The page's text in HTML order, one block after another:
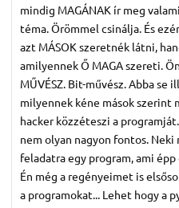
mindig MAGÁNAK ír meg
téma. Örömmel csinálja. És
azt MÁSOK szeretnék látni,
amilyennek Ő MAGA szereti.
MŰVÉSZ. Bit-művész. Abba se
milyennek kéne mások szerint
hacker közzéteszi a
nem olyan nagyon fontos. Neki
feladatra egy program, ami
Én még a regényeimet is
a programokat... Lehet hogy a